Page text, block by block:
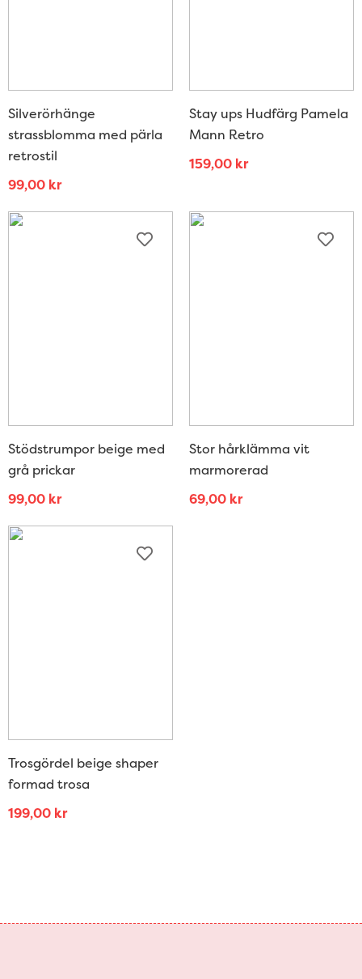
Silverörhänge
strassblomma med pärla
retrostil
99,00 kr
Stay ups Hudfärg Pamela
Mann Retro
159,00 kr
Stödstrumpor beige med
grå prickar
99,00 kr
Stor hårklämma vit
marmorerad
69,00 kr
Trosgördel beige shaper
formad trosa
199,00 kr